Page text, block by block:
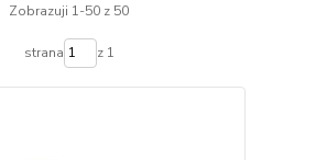
Zobrazuji 1-50 z 50
strana z 1